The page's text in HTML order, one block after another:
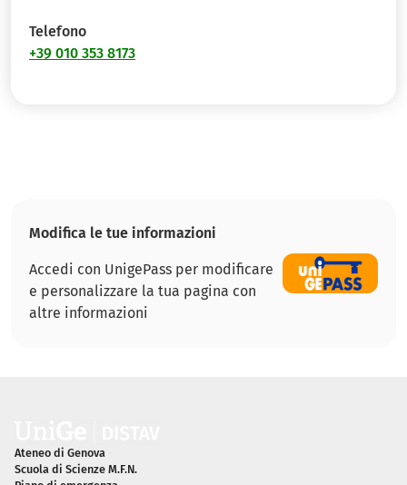
Telefono
+39 010 353 8173
Modifica le tue informazioni
Accedi con UnigePass per modificare
e personalizzare la tua pagina con
altre informazioni
Piè di pagina
Ateneo di Genova
Scuola di Scienze M.F.N.